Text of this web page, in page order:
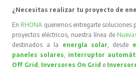
¿Necesitas realizar tu proyecto de
En RHONA queremos entregarte
proyectos eléctricos, nuestra línea de
destinados a la energía solar , desde
paneles solares
interruptor
Off Grid Inversores On Grid e